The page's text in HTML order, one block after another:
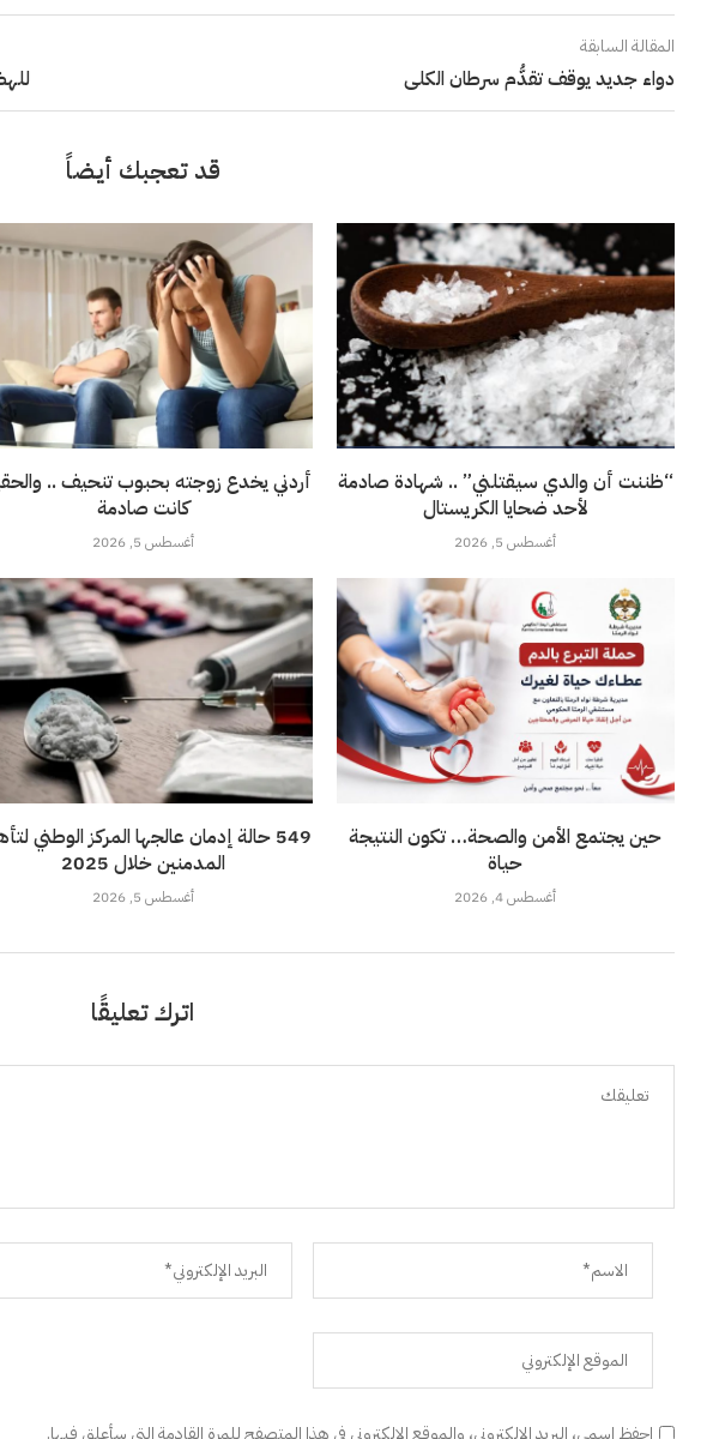
المقالة السابقة
دواء جديد يوقف تقدُّم سرطان الكلى
قد تعجبك أيضاً
أردني يخدع زوجته بحبوب تنحيف ..
كانت صادمة
أغسطس 5, 2026
“ظننت أن والدي سيقتلني” .. شهادة صادمة
لأحد ضحايا الكريستال
أغسطس 5, 2026
549 حالة إدمان عالجها المركز الوطني
المدمنين خلال 2025
أغسطس 5, 2026
حين يجتمع الأمن والصحة… تكون النتيجة
حياة
أغسطس 4, 2026
اترك تعليقًا